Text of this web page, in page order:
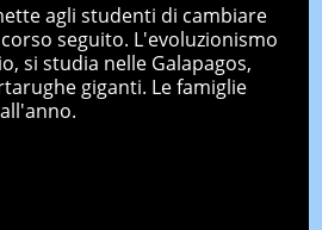
agli studenti di cambiare
seguito. L'evoluzionismo
si studia nelle Galapagos,
giganti. Le famiglie